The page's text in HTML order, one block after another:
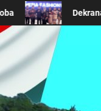
Fashion Week 2026